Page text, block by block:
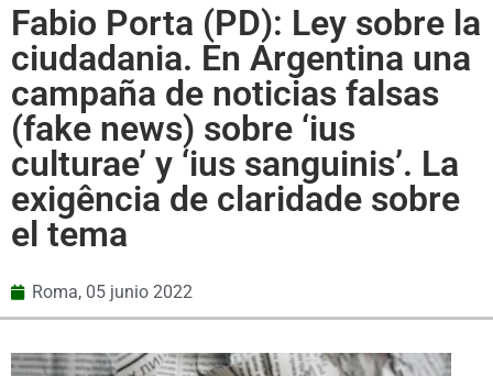
Fabio Porta (PD): Ley sobre la
ciudadania. En Argentina una
campaña de noticias falsas
(fake news) sobre ‘ius
culturae’ y ‘ius sanguinis’. La
exigência de claridade sobre
el tema
Roma, 05 junio 2022